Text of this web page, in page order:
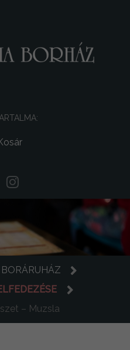
BORÁRUHÁZ
– Muzsla